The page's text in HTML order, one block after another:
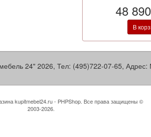
48
В
24" 2026, Тел: (495)722-07-65, Адрес:
kupitmebel24.ru - PHPShop. Все права защищены ©
2003-2026.